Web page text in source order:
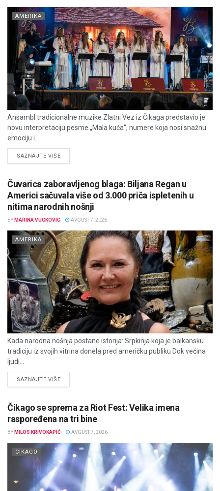
AMERIKA
Ansambl tradicionalne muzike Zlatni Vez iz Čikaga predstavio je
novu interpretaciju pesme „Mala kuća“, numere koja nosi snažnu
emociju i...
SAZNAJTE VIŠEDETAILS
Čuvarica zaboravljenog blaga: Biljana Regan u
Americi sačuvala više od 3.000 priča ispletenih u
nitima narodnih nošnji
BY MARINA VUCKOVIC AVGUST 7, 2026
AMERIKA
Kada narodna nošnja postane istorija: Srpkinja koja je balkansku
tradiciju iz svojih vitrina donela pred američku publiku Dok većina
ljudi...
SAZNAJTE VIŠEDETAILS
Čikago se sprema za Riot Fest: Velika imena
raspoređena na tri bine
BY MILOS KRIVOKAPIĆ AVGUST 7, 2026
CIKAGO